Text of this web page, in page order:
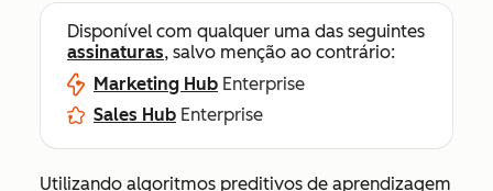
Disponível com qualquer uma das seguintes
assinaturas, salvo menção ao contrário:
Marketing Hub Enterprise
Sales Hub Enterprise
Utilizando algoritmos preditivos de aprendizagem